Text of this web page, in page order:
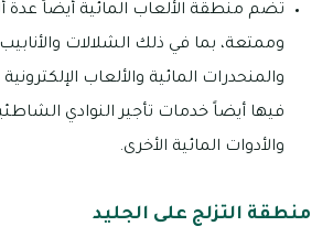
تضم منطقة الألعاب المائية أيضاً عدة
وممتعة، بما في ذلك الشلالات والأنابيب
والمنحدرات المائية والألعاب الإلكترونية
فيها أيضاً خدمات تأجير النوادي
والأدوات المائية الأخرى.
منطقة التزلج على الجليد